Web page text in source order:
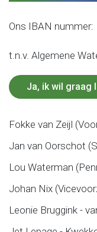
Ons IBAN nummer:
t.n.v. Algemene
Ja, ik wil graag
Fokke van Zeijl
Jan van Oorschot
Lou Waterman
Johan Nix
Leonie Bruggink -